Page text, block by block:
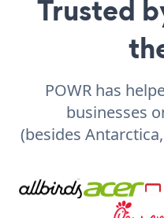
Trusted
POWR has
businesses
(besides